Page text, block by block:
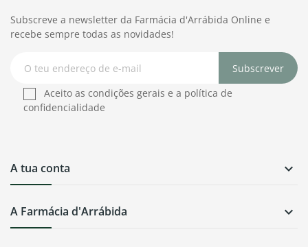
A Farmácia d'Arrábida 
A tua conta 
Subscreve a newsletter da Farmácia d'Arrábida Online e
recebe sempre todas as novidades!
Subscrever
Aceito as condições gerais e a política de
confidencialidade